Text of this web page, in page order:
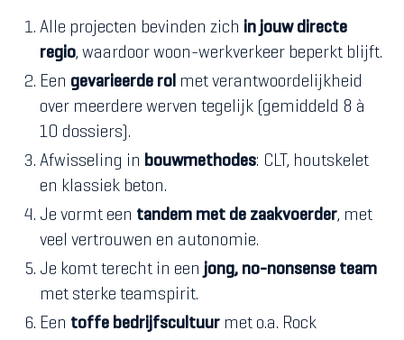
Alle projecten bevinden zich in jouw directe
regio, waardoor woon-werkverkeer beperkt blijft.
Een gevarieerde rol met verantwoordelijkheid
over meerdere werven tegelijk (gemiddeld 8 à
10 dossiers).
Afwisseling in bouwmethodes: CLT, houtskelet
en klassiek beton.
Je vormt een tandem met de zaakvoerder, met
veel vertrouwen en autonomie.
Je komt terecht in een jong, no-nonsense team
met sterke teamspirit.
Een toffe bedrijfscultuur met o.a. Rock